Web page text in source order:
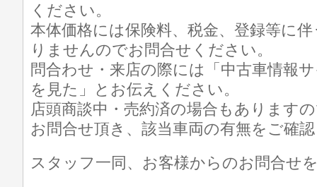
ください。
本体価格には保険料、税金、登録等に
りませんのでお問合せください。
問合わせ・来店の際には「中古車情報
を見た」とお伝えください。
店頭商談中・売約済の場合もあります
お問合せ頂き、該当車両の有無をご確
スタッフ一同、お客様からのお問合せ